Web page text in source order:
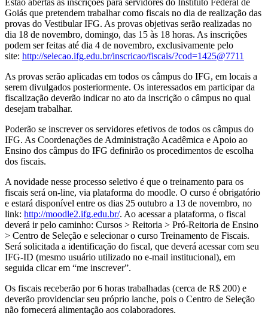
Estão abertas as inscrições para servidores do Instituto Federal de
Goiás que pretendem trabalhar como fiscais no dia de realização das
provas do Vestibular IFG. As provas objetivas serão realizadas no
dia 18 de novembro, domingo, das 15 às 18 horas. As inscrições
podem ser feitas até dia 4 de novembro, exclusivamente pelo
site: http://selecao.ifg.edu.br/inscricao/fiscais/?cod=1425@7711
As provas serão aplicadas em todos os câmpus do IFG, em locais a
serem divulgados posteriormente. Os interessados em participar da
fiscalização deverão indicar no ato da inscrição o câmpus no qual
desejam trabalhar.
Poderão se inscrever os servidores efetivos de todos os câmpus do
IFG. As Coordenações de Administração Acadêmica e Apoio ao
Ensino dos câmpus do IFG definirão os procedimentos de escolha
dos fiscais.
A novidade nesse processo seletivo é que o treinamento para os
fiscais será on-line, via plataforma do moodle. O curso é obrigatório
e estará disponível entre os dias 25 outubro a 13 de novembro, no
link: http://moodle2.ifg.edu.br/. Ao acessar a plataforma, o fiscal
deverá ir pelo caminho: Cursos > Reitoria > Pró-Reitoria de Ensino
> Centro de Seleção e selecionar o curso Treinamento de Fiscais.
Será solicitada a identificação do fiscal, que deverá acessar com seu
IFG-ID (mesmo usuário utilizado no e-mail institucional), em
seguida clicar em “me inscrever”.
Os fiscais receberão por 6 horas trabalhadas (cerca de R$ 200) e
deverão providenciar seu próprio lanche, pois o Centro de Seleção
não fornecerá alimentação aos colaboradores.